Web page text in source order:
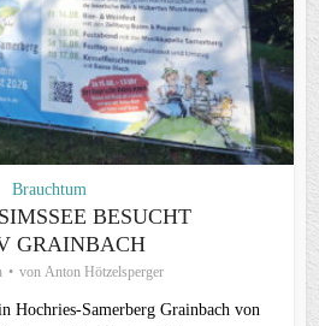
Brauchtum
BESUCHT
GRAINBACH
von Anton Hötzelsperger
Hochries-Samerberg Grainbach von